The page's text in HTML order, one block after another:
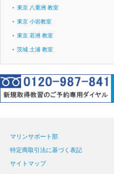
東京 八重洲 教室
東京 小岩教室
東京 若洲 教室
茨城 土浦 教室
マリンサポート部
特定商取引法に基づく表記
サイトマップ